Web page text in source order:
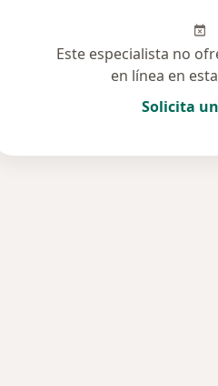
Este especialista no
en línea en
Solicita